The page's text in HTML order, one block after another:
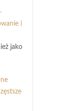
i
jako